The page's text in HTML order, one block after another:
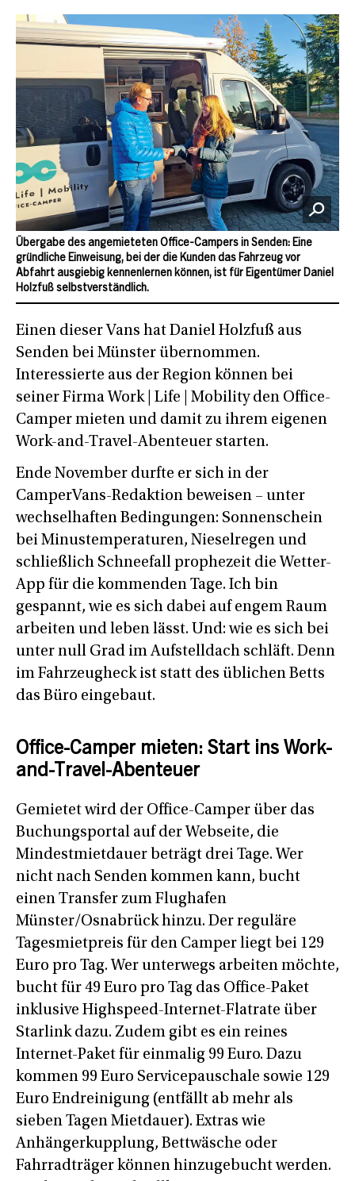
Übergabe des angemieteten Office-Campers in Senden: Eine
gründliche Einweisung, bei der die Kunden das Fahrzeug vor
Abfahrt ausgiebig kennenlernen können, ist für Eigentümer Daniel
Holzfuß selbstverständlich.
Einen dieser Vans hat Daniel Holzfuß aus
Senden bei Münster übernommen.
Interessierte aus der Region können bei
seiner Firma Work | Life | Mobility den Office-
Camper mieten und damit zu ihrem eigenen
Work-and-Travel-Abenteuer starten.
Ende November durfte er sich in der
CamperVans-Redaktion beweisen – unter
wechselhaften Bedingungen: Sonnenschein
bei Minustemperaturen, Nieselregen und
schließlich Schneefall prophezeit die Wetter-
App für die kommenden Tage. Ich bin
gespannt, wie es sich dabei auf engem Raum
arbeiten und leben lässt. Und: wie es sich bei
unter null Grad im Aufstelldach schläft. Denn
im Fahrzeugheck ist statt des üblichen Betts
das Büro eingebaut.
Office-Camper mieten: Start ins Work-
and-Travel-Abenteuer
Gemietet wird der Office-Camper über das
Buchungsportal auf der Webseite, die
Mindestmietdauer beträgt drei Tage. Wer
nicht nach Senden kommen kann, bucht
einen Transfer zum Flughafen
Münster/Osnabrück hinzu. Der reguläre
Tagesmietpreis für den Camper liegt bei 129
Euro pro Tag. Wer unterwegs arbeiten möchte,
bucht für 49 Euro pro Tag das Office-Paket
inklusive Highspeed-Internet-Flatrate über
Starlink dazu. Zudem gibt es ein reines
Internet-Paket für einmalig 99 Euro. Dazu
kommen 99 Euro Servicepauschale sowie 129
Euro Endreinigung (entfällt ab mehr als
sieben Tagen Mietdauer). Extras wie
Anhängerkupplung, Bettwäsche oder
Fahrradträger können hinzugebucht werden.